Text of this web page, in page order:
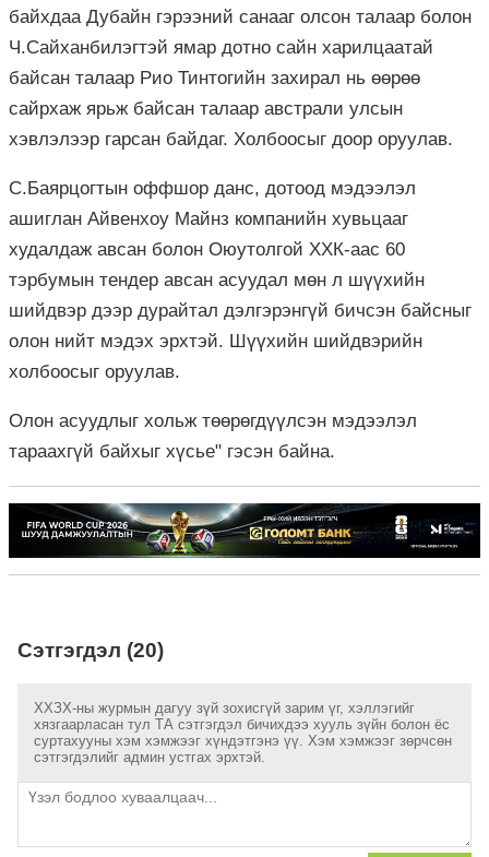
байхдаа Дубайн гэрээний санааг олсон талаар болон
Ч.Сайханбилэгтэй ямар дотно сайн харилцаатай
байсан талаар Рио Тинтогийн захирал нь өөрөө
сайрхаж ярьж байсан талаар австрали улсын
хэвлэлээр гарсан байдаг. Холбоосыг доор оруулав.
С.Баярцогтын оффшор данс, дотоод мэдээлэл
ашиглан Айвенхоу Майнз компанийн хувьцааг
худалдаж авсан болон Оюутолгой ХХК-аас 60
тэрбумын тендер авсан асуудал мөн л шүүхийн
шийдвэр дээр дурайтал дэлгэрэнгүй бичсэн байсныг
олон нийт мэдэх эрхтэй. Шүүхийн шийдвэрийн
холбоосыг оруулав.
Олон асуудлыг хольж төөрөгдүүлсэн мэдээлэл
тараахгүй байхыг хүсье" гэсэн байна.
Сэтгэгдэл (20)
ХХЗХ-ны журмын дагуу зүй зохисгүй зарим үг, хэллэгийг
хязгаарласан тул ТА сэтгэгдэл бичихдээ хууль зүйн болон ёс
суртахууны хэм хэмжээг хүндэтгэнэ үү. Хэм хэмжээг зөрчсөн
сэтгэгдэлийг админ устгах эрхтэй.